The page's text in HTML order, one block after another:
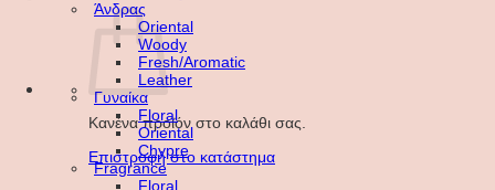
Κανένα προϊόν στο καλάθι σας.
Επιστροφή στο κατάστημα
Άνδρας
Oriental
Woody
Fresh/Aromatic
Leather
Γυναίκα
Floral
Oriental
Chypre
Fragrance
Floral